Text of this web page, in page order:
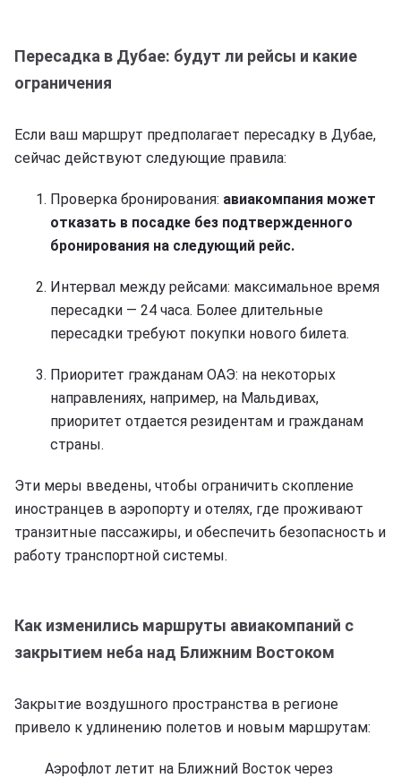
Пересадка в Дубае: будут ли рейсы и какие
ограничения
Если ваш маршрут предполагает пересадку в Дубае,
сейчас действуют следующие правила:
Проверка бронирования: авиакомпания может
отказать в посадке без подтвержденного
бронирования на следующий рейс.
Интервал между рейсами: максимальное время
пересадки — 24 часа. Более длительные
пересадки требуют покупки нового билета.
Приоритет гражданам ОАЭ: на некоторых
направлениях, например, на Мальдивах,
приоритет отдается резидентам и гражданам
страны.
Эти меры введены, чтобы ограничить скопление
иностранцев в аэропорту и отелях, где проживают
транзитные пассажиры, и обеспечить безопасность и
работу транспортной системы.
Как изменились маршруты авиакомпаний с
закрытием неба над Ближним Востоком
Закрытие воздушного пространства в регионе
привело к удлинению полетов и новым маршрутам:
Аэрофлот летит на Ближний Восток через